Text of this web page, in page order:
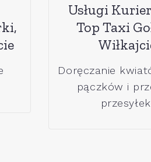
Usługi
Top Taxi
Doręczanie
pączków i